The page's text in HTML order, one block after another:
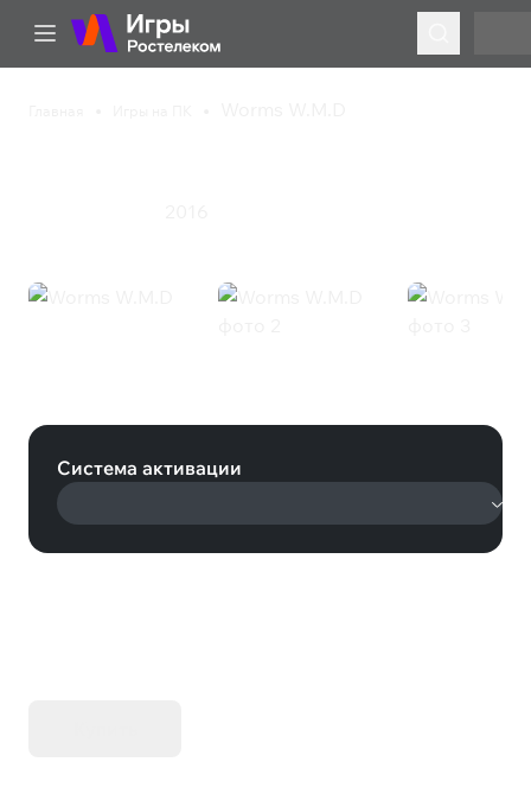
Система активации